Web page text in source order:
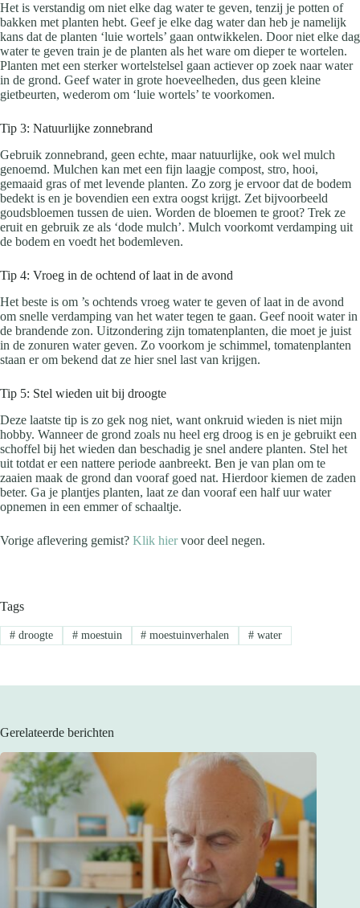
Het is verstandig om niet elke dag water te geven, tenzij je potten of
bakken met planten hebt. Geef je elke dag water dan heb je namelijk
kans dat de planten ‘luie wortels’ gaan ontwikkelen. Door niet elke dag
water te geven train je de planten als het ware om dieper te wortelen.
Planten met een sterker wortelstelsel gaan actiever op zoek naar water
in de grond. Geef water in grote hoeveelheden, dus geen kleine
gietbeurten, wederom om ‘luie wortels’ te voorkomen.
Tip 3: Natuurlijke zonnebrand
Gebruik zonnebrand, geen echte, maar natuurlijke, ook wel mulch
genoemd. Mulchen kan met een fijn laagje compost, stro, hooi,
gemaaid gras of met levende planten. Zo zorg je ervoor dat de bodem
bedekt is en je bovendien een extra oogst krijgt. Zet bijvoorbeeld
goudsbloemen tussen de uien. Worden de bloemen te groot? Trek ze
eruit en gebruik ze als ‘dode mulch’. Mulch voorkomt verdamping uit
de bodem en voedt het bodemleven.
Tip 4: Vroeg in de ochtend of laat in de avond
Het beste is om ’s ochtends vroeg water te geven of laat in de avond
om snelle verdamping van het water tegen te gaan. Geef nooit water in
de brandende zon. Uitzondering zijn tomatenplanten, die moet je juist
in de zonuren water geven. Zo voorkom je schimmel, tomatenplanten
staan er om bekend dat ze hier snel last van krijgen.
Tip 5: Stel wieden uit bij droogte
Deze laatste tip is zo gek nog niet, want onkruid wieden is niet mijn
hobby. Wanneer de grond zoals nu heel erg droog is en je gebruikt een
schoffel bij het wieden dan beschadig je snel andere planten. Stel het
uit totdat er een nattere periode aanbreekt. Ben je van plan om te
zaaien maak de grond dan vooraf goed nat. Hierdoor kiemen de zaden
beter. Ga je plantjes planten, laat ze dan vooraf een half uur water
opnemen in een emmer of schaaltje.
Vorige aflevering gemist? Klik hiervoor deel negen.
Tags
#droogte #moestuin # moestuinverhalen # water
Gerelateerde berichten